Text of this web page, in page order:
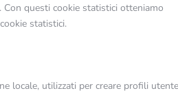
questi cookie statistici otteniamo
statistici.
locale, utilizzati per creare profili utente